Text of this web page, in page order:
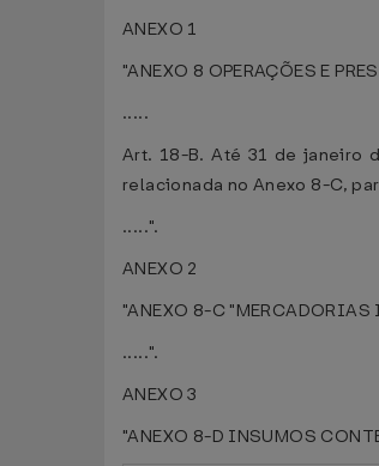
ANEXO 1
"ANEXO 8 OPERAÇÕES E
.....
Art. 18-B. Até 31 de janeiro
relacionada no Anexo 8-C,
.....".
ANEXO 2
"ANEXO 8-C "MERCADORIAS
.....".
ANEXO 3
"ANEXO 8-D INSUMOS